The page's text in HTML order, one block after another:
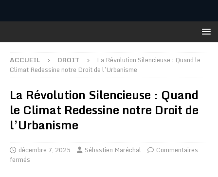
ACCUEIL DROIT
La Révolution Silencieuse : Quand le
Climat Redessine notre Droit de l’Urbanisme
La Révolution Silencieuse : Quand
le Climat Redessine notre Droit de
l’Urbanisme
décembre 7, 2025 Sébastien Maréchal
Commentaires
fermés